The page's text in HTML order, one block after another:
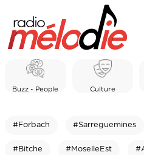
Buzz - People Culture
#Forbach #Sarreguemines
#Bitche #MoselleEst